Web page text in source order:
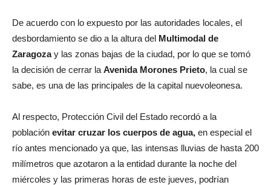
De acuerdo con lo expuesto por las autoridades locales, el
desbordamiento se dio a la altura del Multimodal de
Zaragozay las zonas bajas de la ciudad, por lo que se tomó
la decisión de cerrar la Avenida Morones Prieto, la cual se
sabe, es una de las principales de la capital nuevoleonesa.
Al respecto, Protección Civil del Estado recordó a la
población evitar cruzar los cuerpos de agua, en especial el
río antes mencionado ya que, las intensas lluvias de hasta 200
milímetros que azotaron a la entidad durante la noche del
miércoles y las primeras horas de este jueves, podrían